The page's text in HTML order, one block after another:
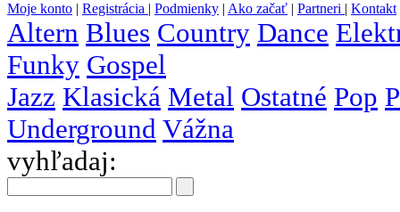
Moje konto | Registrácia | Podmienky | Ako začať | Partneri | Kontakt
Altern Blues Country Dance
Funky Gospel
Jazz Klasická Metal Ostatné Pop
Underground Vážna
vyhľadaj: